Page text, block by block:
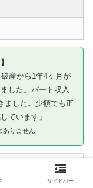
産から1年4ヶ月が
した。パート収入
ました。少額でも正
ています」
ありません
み可・北海
サイドバー